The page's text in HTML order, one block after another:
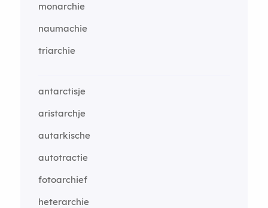
monarchie
naumachie
triarchie
antarctisje
aristarchje
autarkische
autotractie
fotoarchief
heterarchie